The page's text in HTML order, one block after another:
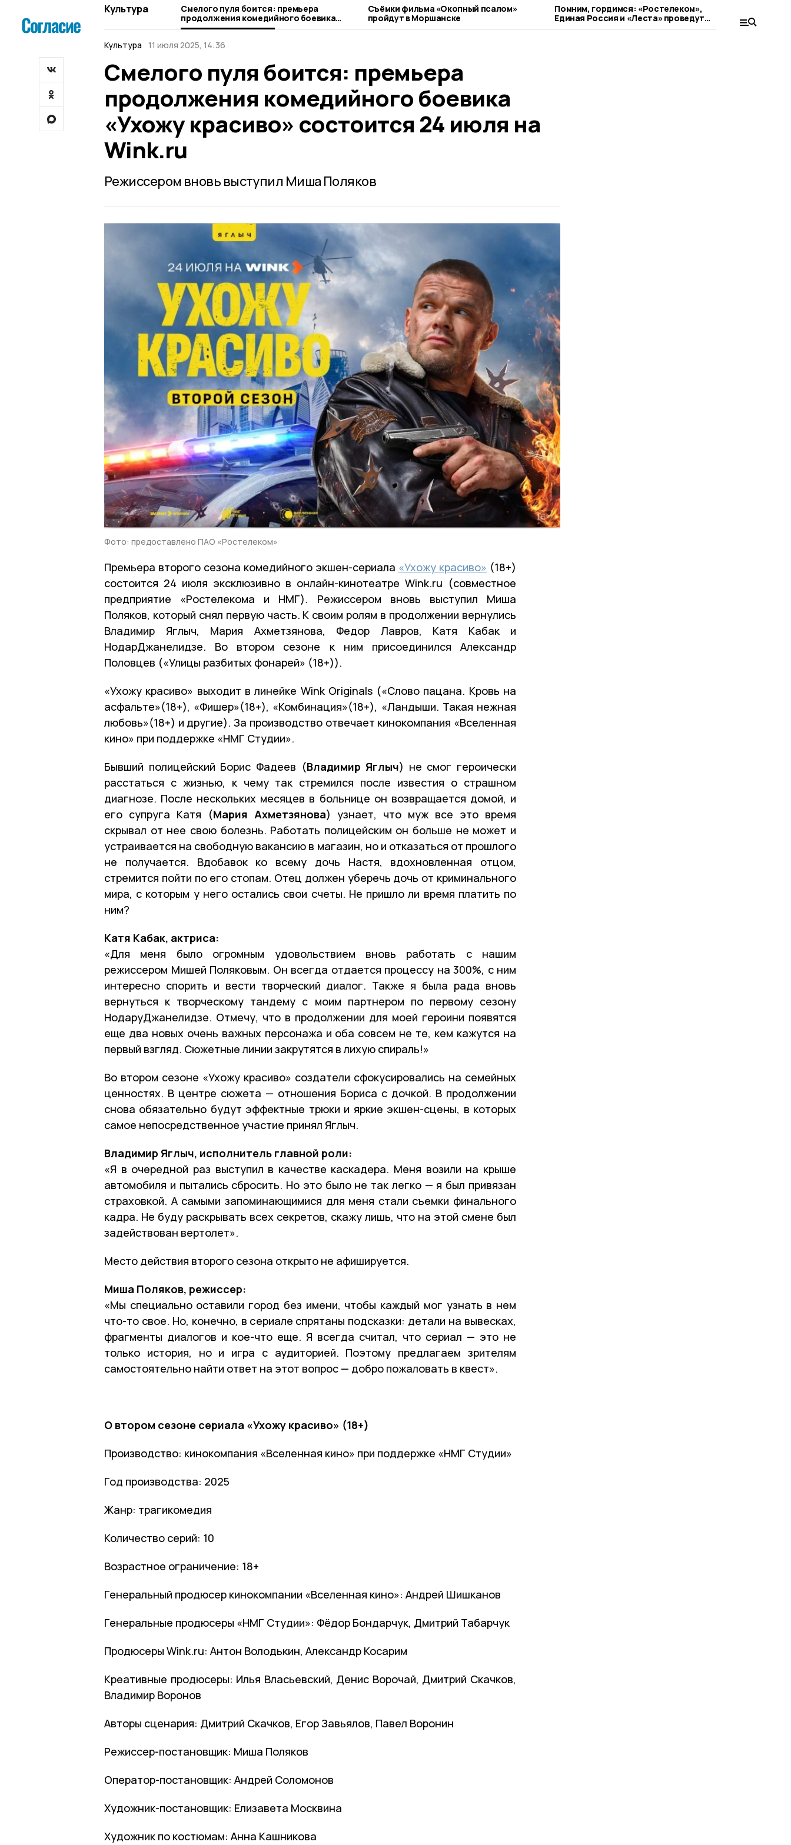
Культура
Смелого пуля боится: премьера
продолжения комедийного боевика
«Ухожу красиво» состоится 24 июля на
Съёмки фильма «Окопный псалом»
пройдут в Моршанске
Помним, гордимся: «Ростелеком»,
Единая Россия и «Леста» проведут
кибертурнир «Битва за Москву»
меч: Wink
съемок
Культура
11 июля 2025, 14:36
Смелого пуля боится: премьера
продолжения комедийного боевика
«Ухожу красиво» состоится 24 июля на
Wink.ru
Режиссером вновь выступил Миша Поляков
Фото: предоставлено ПАО «Ростелеком»
Премьера второго сезона комедийного экшен-сериала «Ухожу красиво» (18+)
состоится 24 июля эксклюзивно в онлайн-кинотеатре Wink.ru (совместное
предприятие «Ростелекома и НМГ). Режиссером вновь выступил Миша
Поляков, который снял первую часть. К своим ролям в продолжении вернулись
Владимир Яглыч, Мария Ахметзянова, Федор Лавров, Катя Кабак и
НодарДжанелидзе. Во втором сезоне к ним присоединился Александр
Половцев («Улицы разбитых фонарей» (18+)).
«Ухожу красиво» выходит в линейке Wink Originals («‎Слово пацана. Кровь на
асфальте»(18+)‎, «Фишер»(18+), «Комбинация»(18+), «Ландыши. Такая нежная
любовь»(18+) и другие). За производство отвечает кинокомпания «Вселенная
кино» при поддержке «НМГ Студии».
Бывший полицейский Борис Фадеев (Владимир Яглыч) не смог героически
расстаться с жизнью, к чему так стремился после известия о страшном
диагнозе. После нескольких месяцев в больнице он возвращается домой, и
его супруга Катя (Мария Ахметзянова) узнает, что муж все это время
скрывал от нее свою болезнь. Работать полицейским он больше не может и
устраивается на свободную вакансию в магазин, но и отказаться от прошлого
не получается. Вдобавок ко всему дочь Настя, вдохновленная отцом,
стремится пойти по его стопам. Отец должен уберечь дочь от криминального
мира, с которым у него остались свои счеты. Не пришло ли время платить по
ним?
Катя Кабак, актриса:
«Для меня было огромным удовольствием вновь работать с нашим
режиссером Мишей Поляковым. Он всегда отдается процессу на 300%, с ним
интересно спорить и вести творческий диалог. Также я была рада вновь
вернуться к творческому тандему с моим партнером по первому сезону
НодаруДжанелидзе. Отмечу, что в продолжении для моей героини появятся
еще два новых очень важных персонажа и оба совсем не те, кем кажутся на
первый взгляд. Сюжетные линии закрутятся в лихую спираль!»
Во втором сезоне «Ухожу красиво» создатели сфокусировались на семейных
ценностях. В центре сюжета — отношения Бориса с дочкой. В продолжении
снова обязательно будут эффектные трюки и яркие экшен-сцены, в которых
самое непосредственное участие принял Яглыч.
Владимир Яглыч, исполнитель главной роли:
«Я в очередной раз выступил в качестве каскадера. Меня возили на крыше
автомобиля и пытались сбросить. Но это было не так легко — я был привязан
страховкой. А самыми запоминающимися для меня стали съемки финального
кадра. Не буду раскрывать всех секретов, скажу лишь, что на этой смене был
задействован вертолет».
Место действия второго сезона открыто не афишируется.
Миша Поляков, режиссер:
«Мы специально оставили город без имени, чтобы каждый мог узнать в нем
что-то свое. Но, конечно, в сериале спрятаны подсказки: детали на вывесках,
фрагменты диалогов и кое-что еще. Я всегда считал, что сериал — это не
только история, но и игра с аудиторией. Поэтому предлагаем зрителям
самостоятельно найти ответ на этот вопрос — добро пожаловать в квест».
О втором сезоне сериала «Ухожу красиво» (18+)
Производство: кинокомпания «Вселенная кино» при поддержке «НМГ Студии»
Год производства: 2025
Жанр: трагикомедия
Количество серий: 10
Возрастное ограничение: 18+
Генеральный продюсер кинокомпании «Вселенная кино»: Андрей Шишканов
Генеральные продюсеры «НМГ Студии»: Фёдор Бондарчук, Дмитрий Табарчук
Продюсеры Wink.ru: Антон Володькин, Александр Косарим
Креативные продюсеры: Илья Власьевский, Денис Ворочай, Дмитрий Скачков,
Владимир Воронов
Авторы сценария: Дмитрий Скачков, Егор Завьялов, Павел Воронин
Режиссер-постановщик: Миша Поляков
Оператор-постановщик: Андрей Соломонов
Художник-постановщик: Елизавета Москвина
Художник по костюмам: Анна Кашникова